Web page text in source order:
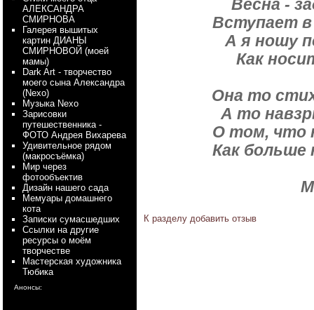
АЛЕКСАНДРА
СМИРНОВА
Галерея вышитых
картин ДИАНЫ
СМИРНОВОЙ (моей
мамы)
Dark Art - творчество
моего сына Александра
(Nexo)
Myзыка Nexo
Зарисовки
путешественника -
ФОТО Андрея Вихарева
Удивительное рядом
(макросъёмка)
Мир через
фотообъектив
Дизайн нашего сада
Мемуары домашнего
кота
Записки сумасшедших
Ссылки на другие
ресурсы о моём
творчестве
Мастерская художника
Тюбика
Анонсы:
Весна -
Вступает в
А я ношу
Как
Она то
А то
О том, что
Как больше
К разделу добавить отзыв